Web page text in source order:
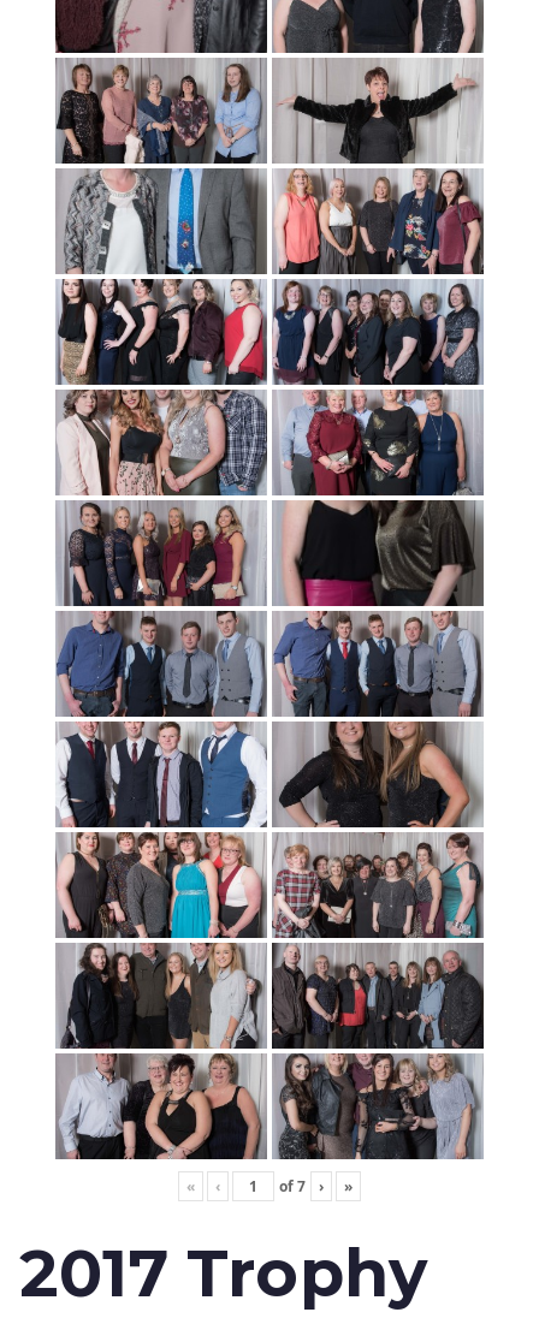
« ‹ of7 › »
2017 Trophy